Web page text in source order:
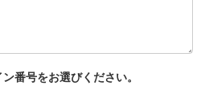
番号をお選びください。